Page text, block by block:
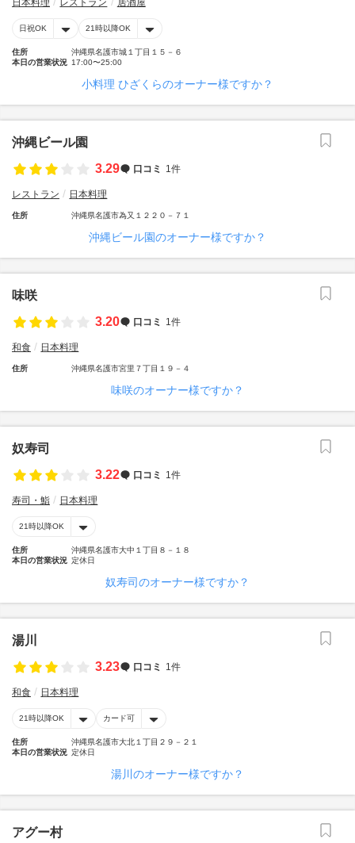
日本料理 レストラン 居酒屋
日祝OK 21時以降OK
住所
沖縄県名護市城１丁目１５－６
本日の営業状況 17:00〜25:00
小料理 ひざくらのオーナー様ですか？
沖縄ビール園
3.29
口コミ 1件
レストラン 日本料理
住所 沖縄県名護市為又１２２０－７１
沖縄ビール園のオーナー様ですか？
味咲
3.20
口コミ 1件
和食 日本料理
住所 沖縄県名護市宮里７丁目１９－４
味咲のオーナー様ですか？
奴寿司
3.22
口コミ 1件
寿司・鮨 日本料理
21時以降OK
住所
沖縄県名護市大中１丁目８－１８
本日の営業状況 定休日
奴寿司のオーナー様ですか？
湯川
3.23
口コミ 1件
和食 日本料理
21時以降OK カード可
住所
沖縄県名護市大北１丁目２９－２１
本日の営業状況 定休日
湯川のオーナー様ですか？
アグー村